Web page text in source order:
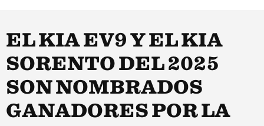
EL KIA EV9 Y EL KIA
SORENTO DEL 2025
SON NOMBRADOS
GANADORES POR LA